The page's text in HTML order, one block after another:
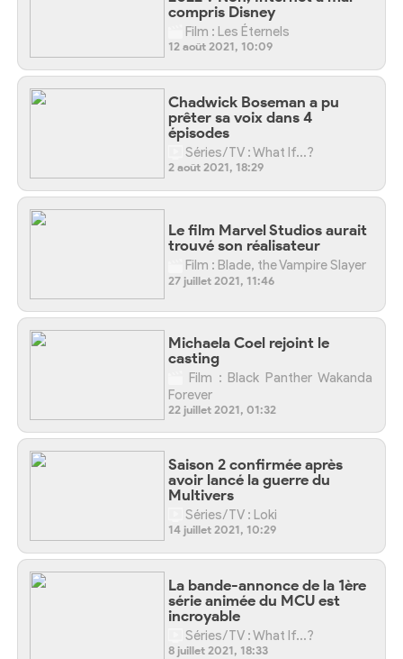
compris Disney
Film : Les Éternels
12 août 2021, 10:09
Chadwick Boseman a pu
prêter sa voix dans 4
épisodes
Séries/TV : What If…?
2 août 2021, 18:29
Le film Marvel Studios aurait
trouvé son réalisateur
Film : Blade, the Vampire Slayer
27 juillet 2021, 11:46
Michaela Coel rejoint le
casting
Film : Black Panther Wakanda
Forever
22 juillet 2021, 01:32
Saison 2 confirmée après
avoir lancé la guerre du
Multivers
Séries/TV : Loki
14 juillet 2021, 10:29
La bande-annonce de la 1ère
série animée du MCU est
incroyable
Séries/TV : What If…?
8 juillet 2021, 18:33